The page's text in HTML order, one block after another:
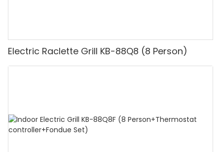
Electric Raclette Grill KB-88Q8 (8 Person)